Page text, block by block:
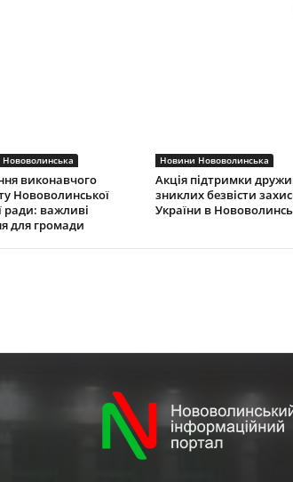
виконавчого
Нововолинської
ради: важливі
для громади
Новини Нововолинська
Акція підтримки
зниклих безвісти
України в